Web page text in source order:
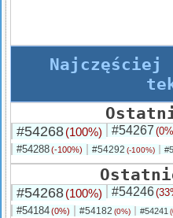
Najczęściej
#54268(100%) #54267
#54288(-100%) #54292 (-100%)
#54268(100%) #54246
#54184(0%) #54182 (0%) #54241